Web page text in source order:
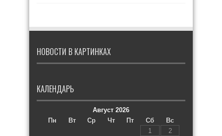
НОВОСТИ В КАРТИНКАХ
КАЛЕНДАРЬ
Август 2026
Пн
Вт Ср Чт Пт Сб
Вс
1
2